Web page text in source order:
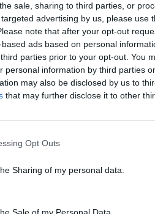
sale, sharing to third parties, or
advertising by us, please use
note that after your opt-out
ads based on personal
parties prior to your opt-out. You
personal information by third parties
may also be disclosed by us to
that may further disclose it to other
Opt Outs
Sharing of my personal data.